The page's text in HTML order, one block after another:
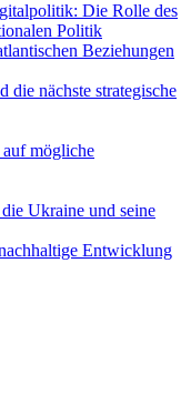
Die Rolle des
Politik
Beziehungen
die nächste strategische
auf mögliche
Ukraine und seine
Entwicklung